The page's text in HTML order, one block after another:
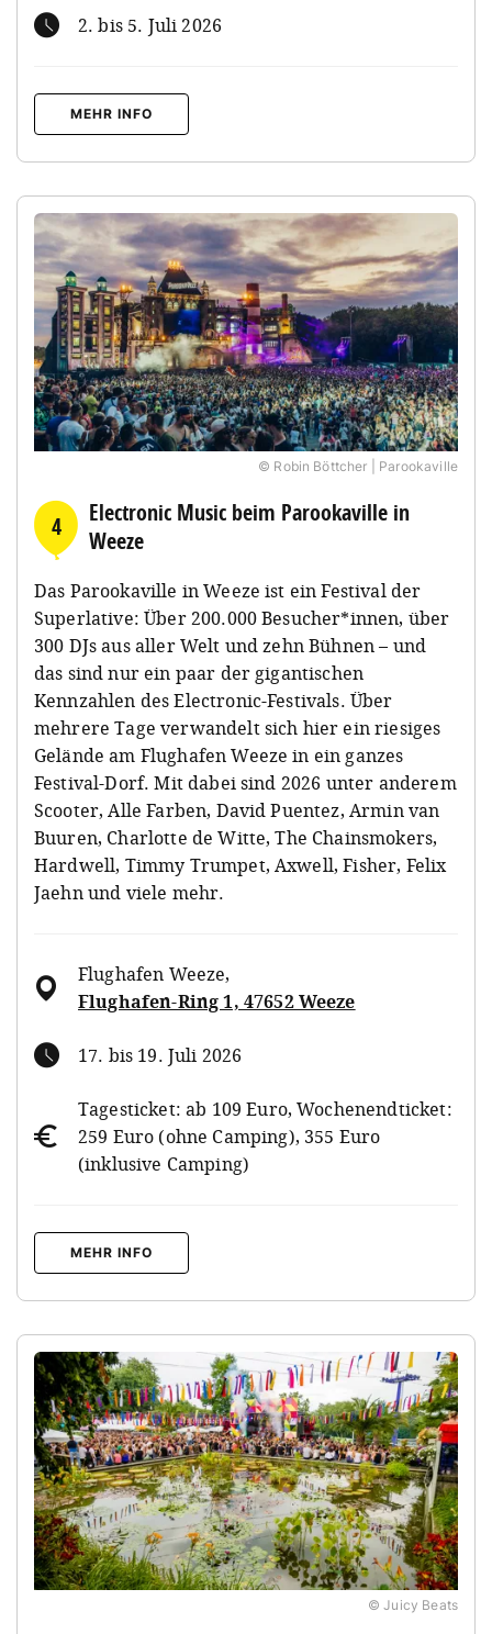
2. bis 5. Juli 2026
MEHR INFO
© Robin Böttcher | Parookaville
4
Electronic Music beim Parookaville in
Weeze
Das Parookaville in Weeze ist ein Festival der
Superlative: Über 200.000 Besucher*innen, über
300 DJs aus aller Welt und zehn Bühnen – und
das sind nur ein paar der gigantischen
Kennzahlen des Electronic-Festivals. Über
mehrere Tage verwandelt sich hier ein riesiges
Gelände am Flughafen Weeze in ein ganzes
Festival-Dorf. Mit dabei sind 2026 unter anderem
Scooter, Alle Farben, David Puentez, Armin van
Buuren, Charlotte de Witte, The Chainsmokers,
Hardwell, Timmy Trumpet, Axwell, Fisher, Felix
Jaehn und viele mehr.
Flughafen Weeze,
Flughafen-Ring 1, 47652 Weeze
17. bis 19. Juli 2026
Tagesticket: ab 109 Euro, Wochenendticket:
259 Euro (ohne Camping), 355 Euro
(inklusive Camping)
MEHR INFO
© Juicy Beats